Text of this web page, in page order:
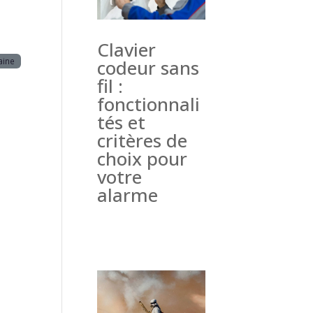
Clavier
codeur sans
fil :
fonctionnali
tés et
critères de
choix pour
votre
alarme